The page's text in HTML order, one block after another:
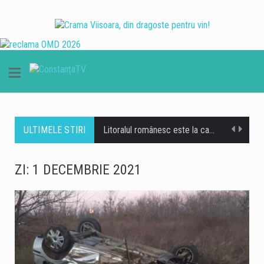
ULTIMELE STIRI Litoralul românesc este la capacitate maximă în acest weekend, când peste 200.000 de turiști se află în stațiunile de la Marea Neagră, potrivit datelor centralizate de operatorii din turism. Hotelurile, apartamentele de vacanță și celelalte structuri de cazare sunt ocupate în proporție de 100%, iar restaurantele, terasele, beach-barurile, cluburile și operatorii de agrement se confruntă cu un aflux important de clienți. Reprezentanții industriei ospitalității consideră că nivelul ridicat de ocupare reprezintă unul dintre cele mai importante momente ale sezonului estival 2026. Corina Martin, președintele Patronatului RESTO Constanța și secretar general al Federației Patronatelor din Industria Ospitalității din România (FPIOR), spune…
ZI: 1 DECEMBRIE 2021